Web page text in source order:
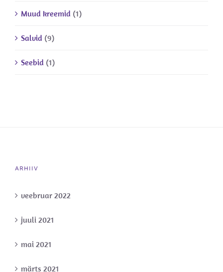
Muud kreemid (1)
Salvid (9)
Seebid (1)
ARHIIV
veebruar 2022
juuli 2021
mai 2021
märts 2021